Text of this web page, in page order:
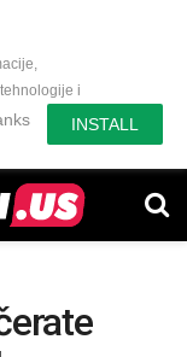
i
INSTALL